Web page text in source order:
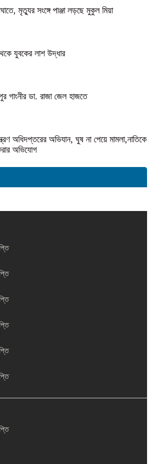
মৃত্যুর সংঙ্গে পাঞ্জা লড়ছে মুকুল মিয়া
যুবকের লাশ উদ্ধার
গাংনীর ডা. রাজা জেল হাজতে
অধিদপ্তরের অভিযান, ঘুষ না পেয়ে মামলা,নাতিকে
অভিযোগ